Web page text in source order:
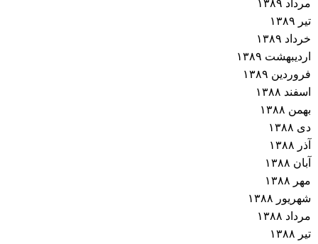
مرداد ۱۳۸۹
تیر ۱۳۸۹
خرداد ۱۳۸۹
اردیبهشت ۱۳۸۹
فروردین ۱۳۸۹
اسفند ۱۳۸۸
بهمن ۱۳۸۸
دی ۱۳۸۸
آذر ۱۳۸۸
آبان ۱۳۸۸
مهر ۱۳۸۸
شهریور ۱۳۸۸
مرداد ۱۳۸۸
تیر ۱۳۸۸